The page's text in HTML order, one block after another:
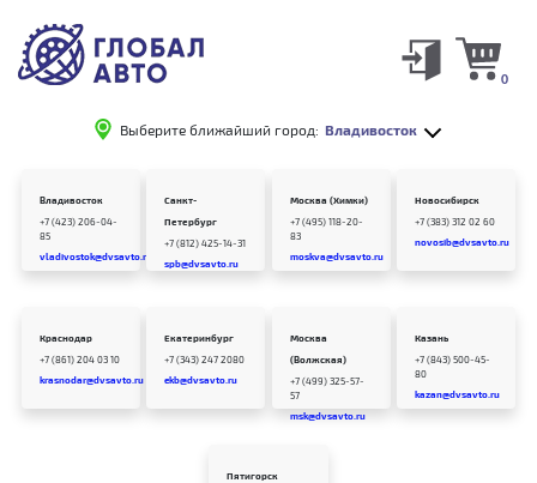
Выберите ближайший город: Владивосток
0
Владивосток
+7 (423) 206-04-
85
vladivostok@dvsavto.ru
Санкт-
Петербург
+7 (812) 425-14-31
spb@dvsavto.ru
Москва (Химки)
+7 (495) 118-20-
83
moskva@dvsavto.ru
Новосибирск
+7 (383) 312 02 60
novosib@dvsavto.ru
Краснодар
+7 (861) 204 03 10
krasnodar@dvsavto.ru
Екатеринбург
+7 (343) 247 2080
ekb@dvsavto.ru
Москва
(Волжская)
+7 (499) 325-57-
57
msk@dvsavto.ru
Казань
+7 (843) 500-45-
80
kazan@dvsavto.ru
Пятигорск